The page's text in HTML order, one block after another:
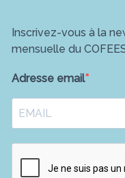
Inscrivez-vous à la
mensuelle du
Adresse email